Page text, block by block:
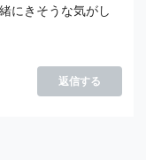
にきそうな気がし
返信する